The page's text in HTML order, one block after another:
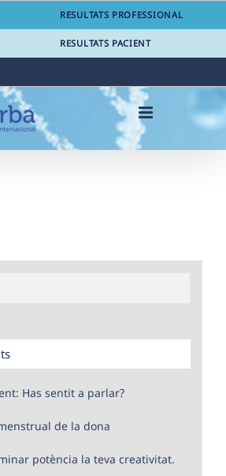
RESULTATS PROFESSIONAL
RESULTATS PACIENT
Has sentit a parlar?
de la dona
potència la teva creativitat.